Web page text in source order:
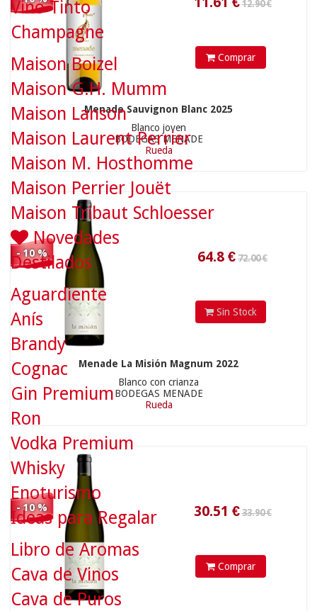
Comprar
Menade Sauvignon Blanc 2025
Blanco joven
BODEGAS MENADE
Rueda
- 10 %
Sin Stock
Menade La Misión Magnum 2022
Blanco con crianza
BODEGAS MENADE
Rueda
- 10 %
30.51€
Comprar
7.15€
7.95 €
Vino Tinto
Champagne
Maison Boizel
Maison G.H. Mumm
Maison Lanson
Maison Laurent Perrier
Maison M. Hosthomme
Maison Perrier Jouët
Maison Tribaut Schloesser
Novedades
Destilados
Aguardiente
Anís
Brandy
Cognac
Gin Premium
Ron
Vodka Premium
Whisky
Enoturismo
Ideas para Regalar
Libro de Aromas
Cava de Vinos
Cava de Puros